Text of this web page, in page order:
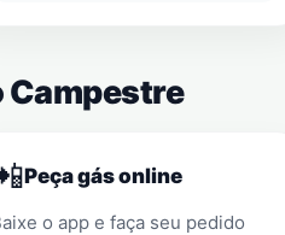
Campestre
Peça gás online
o app e faça seu pedido